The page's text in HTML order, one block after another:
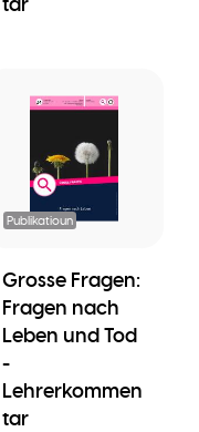
Publikatioun
Grosse Fragen:
Fragen nach
Leben und Tod
-
Lehrerkommen
tar